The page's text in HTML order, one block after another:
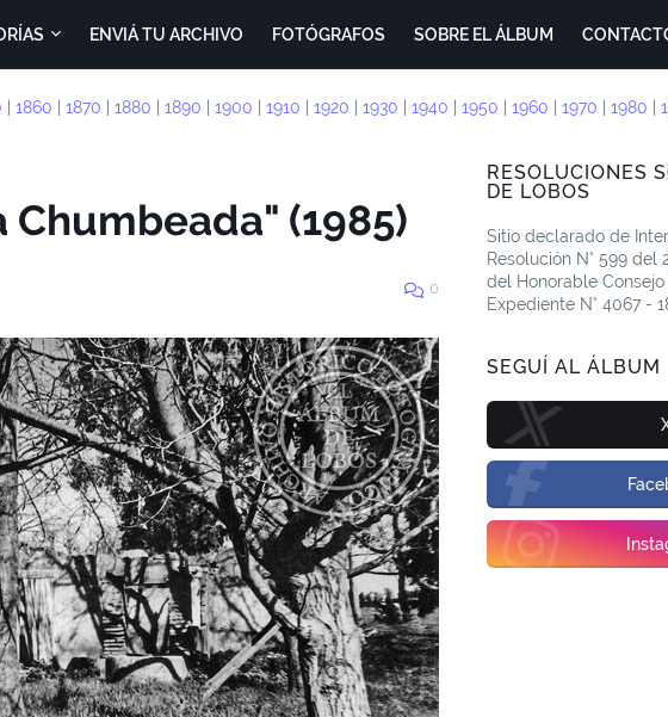
ENVIÁ TU ARCHIVO FOTÓGRAFOS SOBRE EL ÁLBUM
1860 1870 1880 1890 1900 1910 1920 1930 1940 1950 1960 1970 1980
(1985)
0
RESOLUCIONES
DE LOBOS
Sitio declarado de
Resolución N° 599 del
del Honorable
Expediente N° 4067 -
SEGUÍ AL ÁLBUM